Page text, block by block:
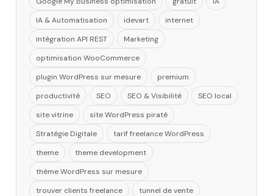
IA & Automatisation
idevart
internet
intégration API REST
Marketing
optimisation WooCommerce
plugin WordPress sur mesure
premium
productivité
SEO SEO & Visibilité
SEO local
site vitrine
site WordPress piraté
Stratégie Digitale
tarif freelance WordPress
theme
theme development
thème WordPress sur mesure
trouver clients freelance
tunnel de vente